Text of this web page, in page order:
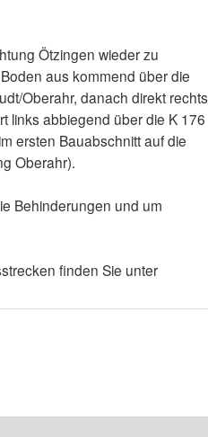
Ötzingen wieder zu
aus kommend über die
Oberahr, danach direkt rechts
links abbiegend über die K 176
ersten Bauabschnitt auf die
Oberahr).
Behinderungen und um
finden Sie unter